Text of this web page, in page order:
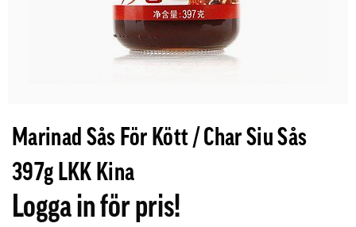
Marinad Sås För Kött / Char Siu Sås
397g LKK Kina
Logga in för pris!